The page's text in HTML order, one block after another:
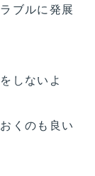
ブルに発展
しないよ
くのも良い